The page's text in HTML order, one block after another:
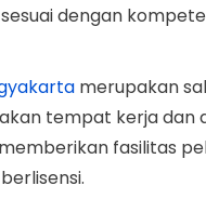
dengan
merupakan
tempat kerja dan
fasilitas